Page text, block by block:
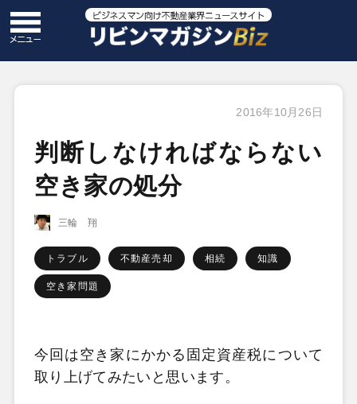
2016年10月26日
判断しなければならない
空き家の処分
三輪 翔
トラブル 不動産売却 相続 知識
空き家問題
今回は空き家にかかる固定資産税について
取り上げてみたいと思います。